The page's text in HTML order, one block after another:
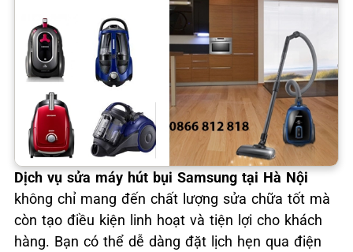
Dịch vụ sửa máy hút bụi Samsung tại Hà Nội
không chỉ mang đến chất lượng sửa chữa tốt mà
còn tạo điều kiện linh hoạt và tiện lợi cho khách
hàng. Bạn có thể dễ dàng đặt lịch hẹn qua điện